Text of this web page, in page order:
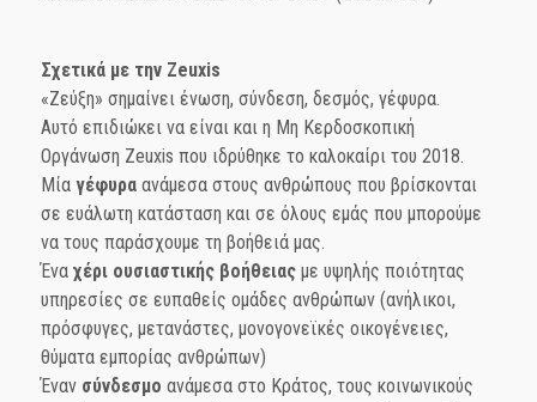
Σχετικά με την Zeuxis
«Ζεύξη» σημαίνει ένωση, σύνδεση, δεσμός, γέφυρα.
Αυτό επιδιώκει να είναι και η Μη Κερδοσκοπική
Οργάνωση Ζeuxis που ιδρύθηκε το καλοκαίρι του 2018.
Μία γέφυραανάμεσα στους ανθρώπους που βρίσκονται
σε ευάλωτη κατάσταση και σε όλους εμάς που μπορούμε
να τους παράσχουμε τη βοήθειά μας.
Έναχέρι ουσιαστικής βοήθειαςμε υψηλής ποιότητας
υπηρεσίες σε ευπαθείς ομάδες ανθρώπων (ανήλικοι,
πρόσφυγες, μετανάστες, μονογονεϊκές οικογένειες,
θύματα εμπορίας ανθρώπων)
Ένανσύνδεσμο ανάμεσα στο Κράτος, τους κοινωνικούς